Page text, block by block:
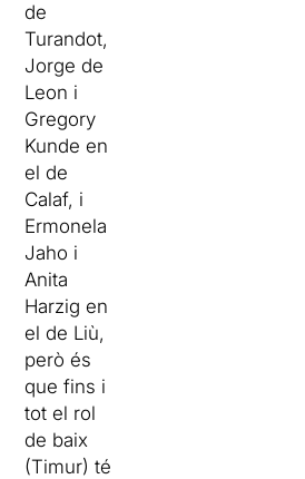
de
Turandot,
Jorge de
Leon i
Gregory
Kunde en
el de
Calaf, i
Ermonela
Jaho i
Anita
Harzig en
el de Liù,
però és
que fins i
tot el rol
de baix
(Timur) té